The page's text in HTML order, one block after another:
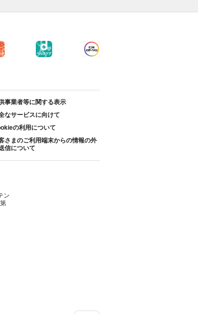
事業者等に関する表示
なサービスに向けて
の利用について
さまのご利用端末からの情報の外
信について
ン